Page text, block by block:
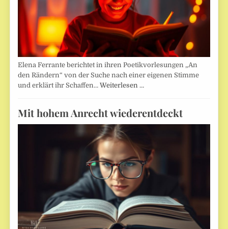
Elena Ferrante berichtet in ihren Poetikvorlesungen „An
den Rändern“ von der Suche nach einer eigenen Stimme
und erklärt ihr Schaffen…Weiterlesen …
Mit hohem Anrecht wiederentdeckt